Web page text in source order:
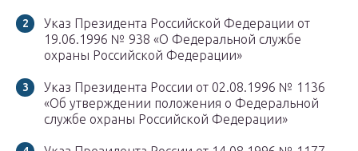
Указ Президента Российской Федерации от
19.06.1996 № 938 «О Федеральной службе
охраны Российской Федерации»
Указ Президента России от 02.08.1996 № 1136
«Об утверждении положения о Федеральной
службе охраны Российской Федерации»